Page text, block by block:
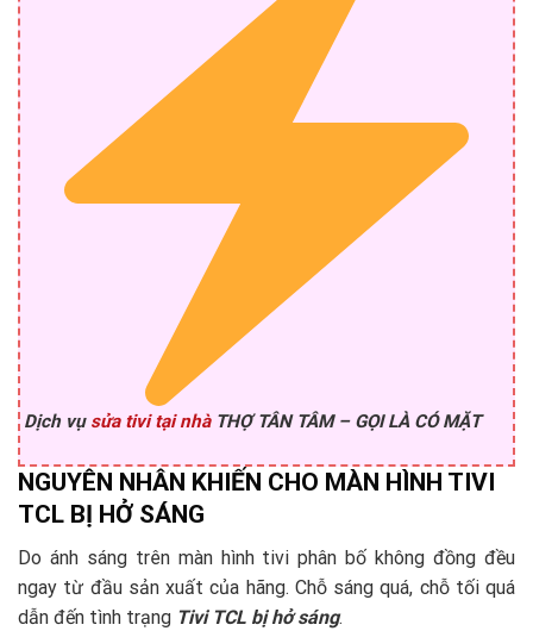
Dịch vụ sửa tivi tại nhàTHỢ TÂN TÂM – GỌI LÀ CÓ MẶT
NGUYÊN NHÂN KHIẾN CHO MÀN HÌNH TIVI
TCL BỊ HỞ SÁNG
Do ánh sáng trên màn hình tivi phân bố không đồng đều
ngay từ đầu sản xuất của hãng. Chỗ sáng quá, chỗ tối quá
dẫn đến tình trạng Tivi TCL bị hở sáng.